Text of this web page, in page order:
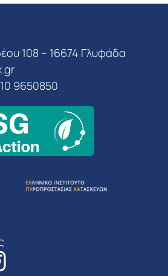
108 – 16674 Γλυφάδα
9650850